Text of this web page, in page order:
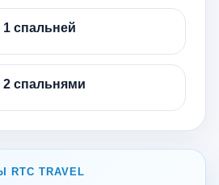
спальней
спальнями
TRAVEL